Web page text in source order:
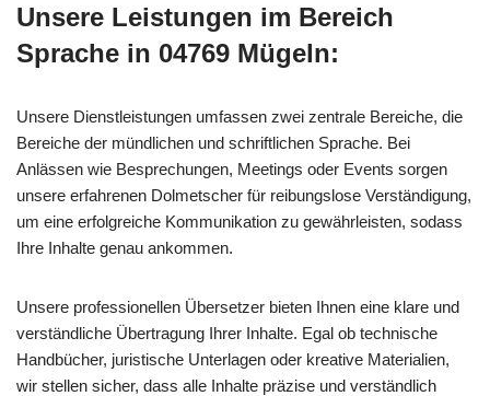
Unsere Leistungen im Bereich
Sprache in 04769 Mügeln:
Unsere Dienstleistungen umfassen zwei zentrale Bereiche, die
Bereiche der mündlichen und schriftlichen Sprache. Bei
Anlässen wie Besprechungen, Meetings oder Events sorgen
unsere erfahrenen Dolmetscher für reibungslose Verständigung,
um eine erfolgreiche Kommunikation zu gewährleisten, sodass
Ihre Inhalte genau ankommen.
Unsere professionellen Übersetzer bieten Ihnen eine klare und
verständliche Übertragung Ihrer Inhalte. Egal ob technische
Handbücher, juristische Unterlagen oder kreative Materialien,
wir stellen sicher, dass alle Inhalte präzise und verständlich